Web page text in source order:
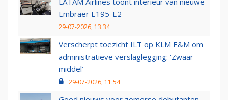
Embraer E195-E2
29-07-2026, 13:34
Verscherpt toezicht ILT op KLM E&M om
administratieve verslaglegging: ‘Zwaar
middel’
29-07-2026, 11:54